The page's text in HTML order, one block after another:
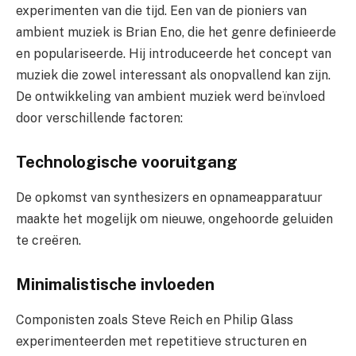
experimenten van die tijd. Een van de pioniers van
ambient muziek is Brian Eno, die het genre definieerde
en populariseerde. Hij introduceerde het concept van
muziek die zowel interessant als onopvallend kan zijn.
De ontwikkeling van ambient muziek werd beïnvloed
door verschillende factoren:
Technologische vooruitgang
De opkomst van synthesizers en opnameapparatuur
maakte het mogelijk om nieuwe, ongehoorde geluiden
te creëren.
Minimalistische invloeden
Componisten zoals Steve Reich en Philip Glass
experimenteerden met repetitieve structuren en